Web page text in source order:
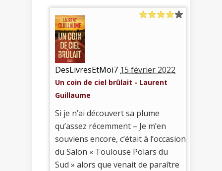
DesLivresEtMoi7 15 février 2022
Un coin de ciel brûlait - Laurent
Guillaume
Si je n’ai découvert sa plume
qu’assez récemment – Je m’en
souviens encore, c’était à l’occasion
du Salon « Toulouse Polars du
Sud » alors que venait de paraître